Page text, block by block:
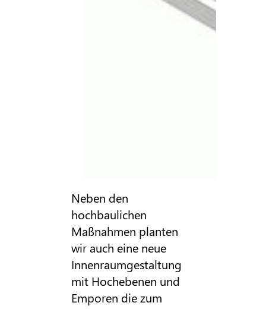
Neben den
hochbaulichen
Maßnahmen planten
wir auch eine neue
Innenraumgestaltung
mit Hochebenen und
Emporen die zum